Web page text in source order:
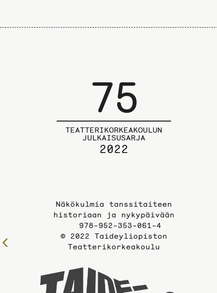
75
TEATTERIKORKEAKOULUN
JULKAISUSARJA
2022
Näkökulmia tanssitaiteen
historiaan ja nykypäivään
978-952-353-061-4
© 2022 Taideyliopiston
Teatterikorkeakoulu